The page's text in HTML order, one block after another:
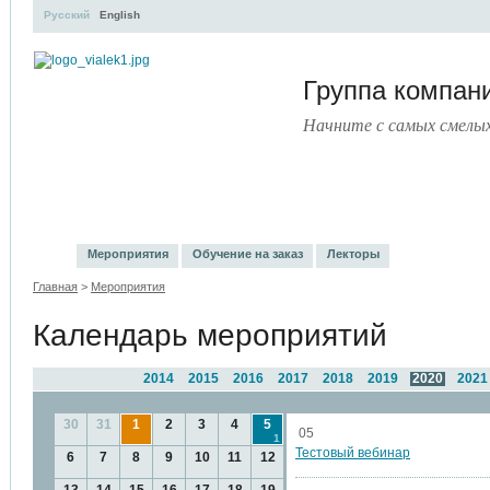
Группа
Начните с самых
Русский English
Мероприятия Обучение на заказ Лекторы
Главная > Мероприятия
Календарь мероприятий
2021
2020
2019
2018
2017
2016
2015
2014
30 31 1 2 3 4 5
1
6 7 8 9 10 11 12
05
Тестовый вебинар